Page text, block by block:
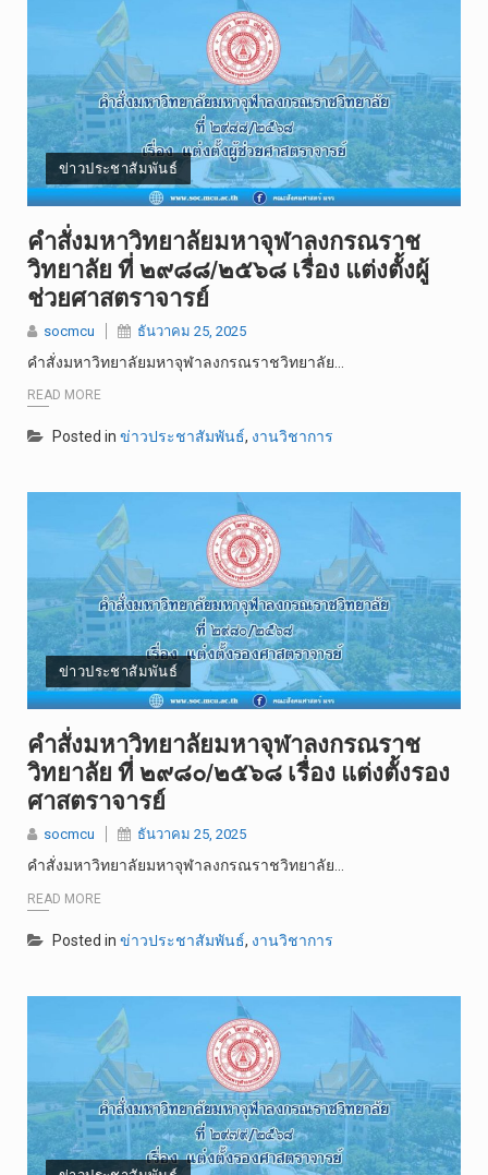
ข่าวประชาสัมพันธ์
คำสั่งมหาวิทยาลัยมหาจุฬาลงกรณราช
วิทยาลัย ที่ ๒๙๘๘/๒๕๖๘ เรื่อง แต่งตั้งผู้
ช่วยศาสตราจารย์
socmcu ธันวาคม 25, 2025
คำสั่งมหาวิทยาลัยมหาจุฬาลงกรณราชวิทยาลัย…
READ MORE
Posted in ข่าวประชาสัมพันธ์, งานวิชาการ
ข่าวประชาสัมพันธ์
คำสั่งมหาวิทยาลัยมหาจุฬาลงกรณราช
วิทยาลัย ที่ ๒๙๘๐/๒๕๖๘ เรื่อง แต่งตั้งรอง
ศาสตราจารย์
socmcu ธันวาคม 25, 2025
คำสั่งมหาวิทยาลัยมหาจุฬาลงกรณราชวิทยาลัย…
READ MORE
Posted in ข่าวประชาสัมพันธ์, งานวิชาการ